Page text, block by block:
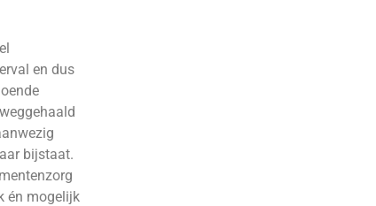
en dus
bijstaat.
én mogelijk